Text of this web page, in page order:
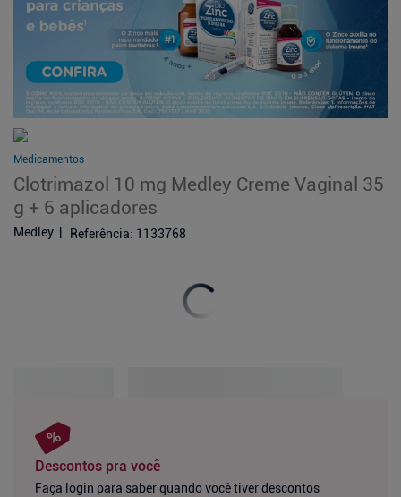
Medicamentos
Clotrimazol 10 mg Medley Creme Vaginal 35
g + 6 aplicadores
Medley Referência: 1133768
Descontos pra você
Faça login para saber quando você tiver descontos
5º fralda geriatrica
10º shampoo